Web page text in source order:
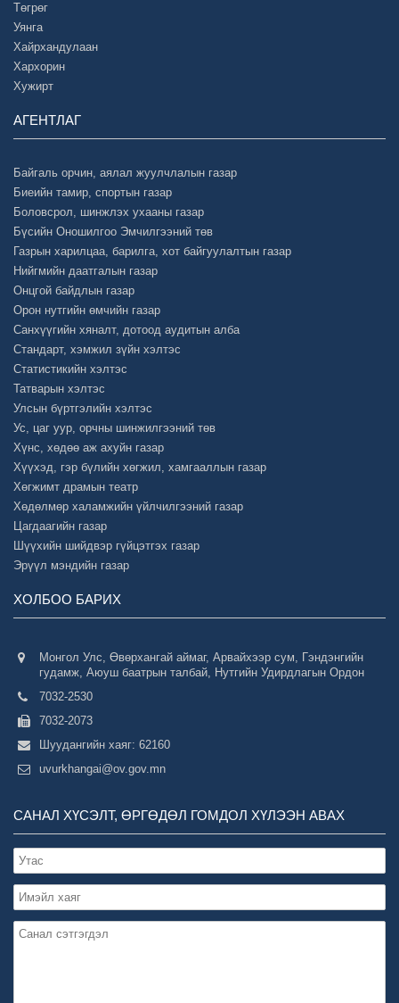
Төгрөг
Уянга
Хайрхандулаан
Хархорин
Хужирт
АГЕНТЛАГ
Байгаль орчин, аялал жуулчлалын газар
Биеийн тамир, спортын газар
Боловсрол, шинжлэх ухааны газар
Бүсийн Оношилгоо Эмчилгээний төв
Газрын харилцаа, барилга, хот байгуулалтын газар
Нийгмийн даатгалын газар
Онцгой байдлын газар
Орон нутгийн өмчийн газар
Санхүүгийн хяналт, дотоод аудитын алба
Стандарт, хэмжил зүйн хэлтэс
Статистикийн хэлтэс
Татварын хэлтэс
Улсын бүртгэлийн хэлтэс
Ус, цаг уур, орчны шинжилгээний төв
Хүнс, хөдөө аж ахуйн газар
Хүүхэд, гэр бүлийн хөгжил, хамгааллын газар
Хөгжимт драмын театр
Хөдөлмөр халамжийн үйлчилгээний газар
Цагдаагийн газар
Шүүхийн шийдвэр гүйцэтгэх газар
Эрүүл мэндийн газар
ХОЛБОО БАРИХ
Монгол Улс, Өвөрхангай аймаг, Арвайхээр сум, Гэндэнгийн
гудамж, Аюуш баатрын талбай, Нутгийн Удирдлагын Ордон
7032-2530
7032-2073
Шуудангийн хаяг: 62160
uvurkhangai@ov.gov.mn
САНАЛ ХҮСЭЛТ, ӨРГӨДӨЛ ГОМДОЛ ХҮЛЭЭН АВАХ